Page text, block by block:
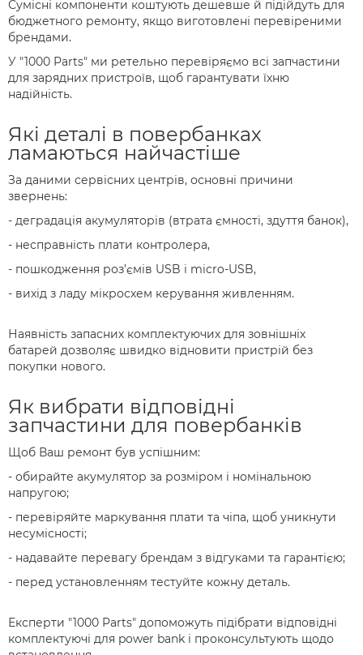
Сумісні компоненти коштують дешевше й підійдуть для
бюджетного ремонту, якщо виготовлені перевіреними
брендами.
У "1000 Parts" ми ретельно перевіряємо всі запчастини
для зарядних пристроїв, щоб гарантувати їхню
надійність.
Які деталі в повербанках
ламаються найчастіше
За даними сервісних центрів, основні причини
звернень:
- деградація акумуляторів (втрата ємності, здуття банок),
- несправність плати контролера,
- пошкодження роз’ємів USB і micro-USB,
- вихід з ладу мікросхем керування живленням.
Наявність запасних комплектуючих для зовнішніх
батарей дозволяє швидко відновити пристрій без
покупки нового.
Як вибрати відповідні
запчастини для повербанків
Щоб Ваш ремонт був успішним:
- обирайте акумулятор за розміром і номінальною
напругою;
- перевіряйте маркування плати та чіпа, щоб уникнути
несумісності;
- надавайте перевагу брендам з відгуками та гарантією;
- перед установленням тестуйте кожну деталь.
Експерти "1000 Parts" допоможуть підібрати відповідні
комплектуючі для power bank і проконсультують щодо